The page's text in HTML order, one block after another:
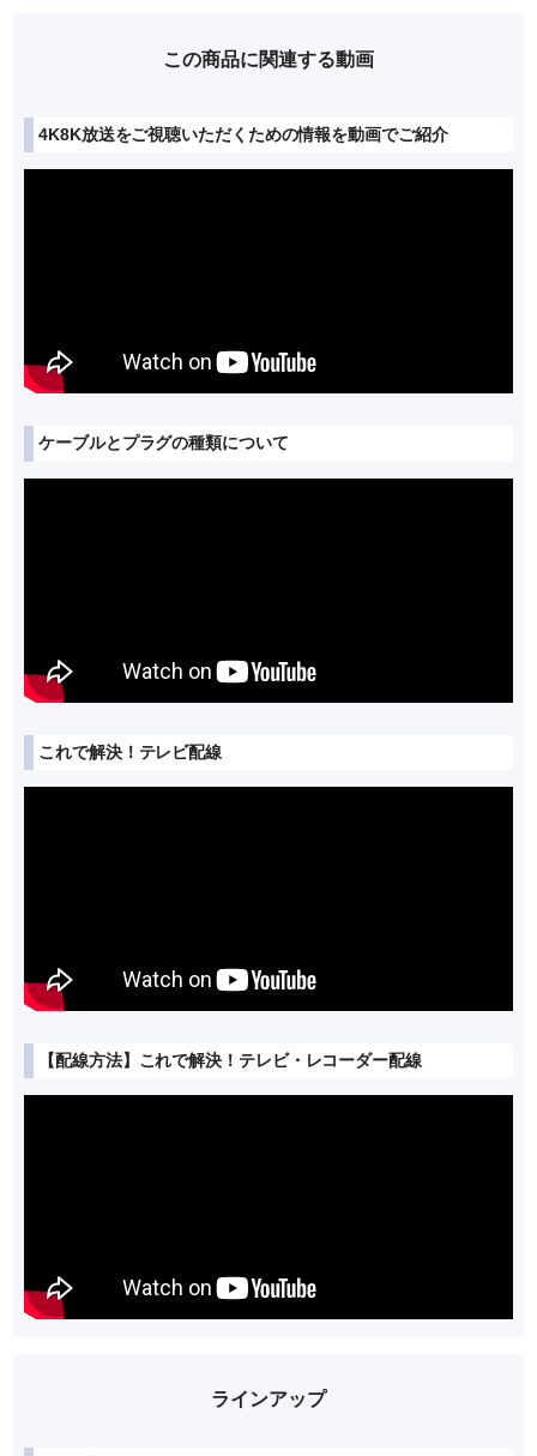
この商品に関連する動画
4K8K放送をご視聴いただくための情報を動画でご紹介
ケーブルとプラグの種類について
これで解決！テレビ配線
【配線方法】これで解決！テレビ・レコーダー配線
ラインアップ